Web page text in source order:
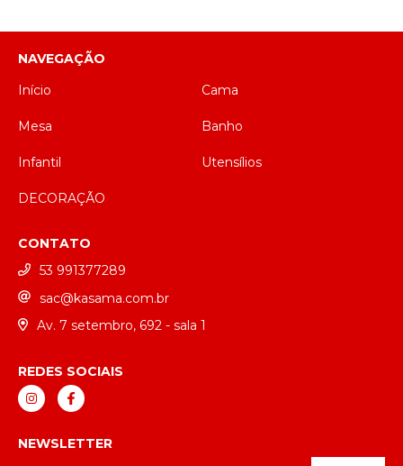
NAVEGAÇÃO
Início
Cama
Mesa Banho
Infantil Utensílios
DECORAÇÃO
CONTATO
53 991377289
sac@kasama.com.br
Av. 7 setembro, 692 - sala 1
REDES SOCIAIS
NEWSLETTER